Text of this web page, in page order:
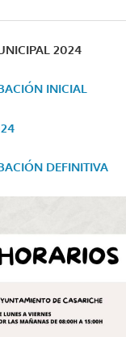
2024
INICIAL
DEFINITIVA